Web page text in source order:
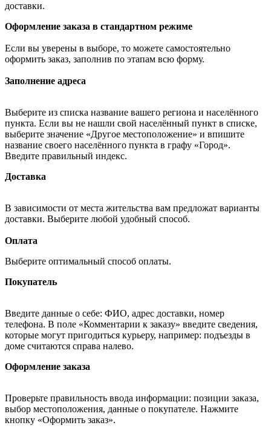
доставки.
Оформление заказа в стандартном режиме
Если вы уверены в выборе, то можете самостоятельно
оформить заказ, заполнив по этапам всю форму.
Заполнение адреса
Выберите из списка название вашего региона и населённого
пункта. Если вы не нашли свой населённый пункт в списке,
выберите значение «Другое местоположение» и впишите
название своего населённого пункта в графу «Город».
Введите правильный индекс.
Доставка
В зависимости от места жительства вам предложат варианты
доставки. Выберите любой удобный способ.
Оплата
Выберите оптимальный способ оплаты.
Покупатель
Введите данные о себе: ФИО, адрес доставки, номер
телефона. В поле «Комментарии к заказу» введите сведения,
которые могут пригодиться курьеру, например: подъезды в
доме считаются справа налево.
Оформление заказа
Проверьте правильность ввода информации: позиции заказа,
выбор местоположения, данные о покупателе. Нажмите
кнопку «Оформить заказ».